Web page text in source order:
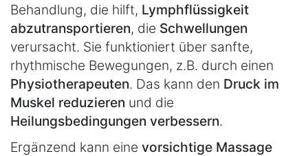
Behandlung, die hilft, Lymphflüssigkeit
abzutransportieren, die Schwellungen
verursacht. Sie funktioniert über sanfte,
rhythmische Bewegungen, z.B. durch einen
Physiotherapeuten. Das kann den Druck im
Muskel reduzieren und die
Heilungsbedingungen verbessern.
Ergänzend kann eine vorsichtige Massage